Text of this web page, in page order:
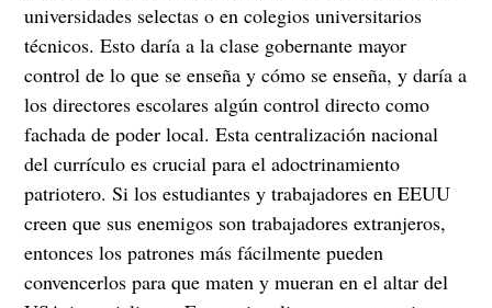
universidades selectas o en colegios universitarios
técnicos. Esto daría a la clase gobernante mayor
control de lo que se enseña y cómo se enseña, y daría a
los directores escolares algún control directo como
fachada de poder local. Esta centralización nacional
del currículo es crucial para el adoctrinamiento
patriotero. Si los estudiantes y trabajadores en EEUU
creen que sus enemigos son trabajadores extranjeros,
entonces los patrones más fácilmente pueden
convencerlos para que maten y mueran en el altar del